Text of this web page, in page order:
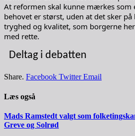
At reformen skal kunne mærkes som
behovet er størst, uden at det sker
tryghed og kvalitet, som borgerne
med rette.
Deltag i debatten
Share. Facebook Twitter Email
Læs også
Mads Ramstedt valgt som
Greve og Solrød